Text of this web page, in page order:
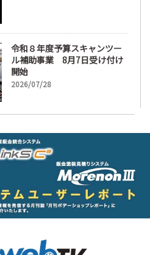
令和８年度予算スキャンツー
ル補助事業 8月7日受け付け
開始
2026/07/28